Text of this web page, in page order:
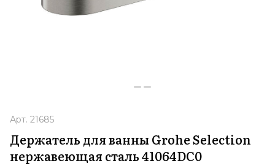
Арт. 21685
Держатель для ванны Grohe Selection
нержавеющая сталь 41064DC0